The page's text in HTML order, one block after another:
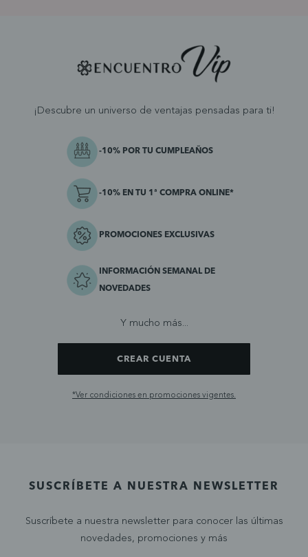
¡Descubre un universo de ventajas pensadas para ti!
-10% POR TU CUMPLEAÑOS
-10% EN TU 1ª COMPRA ONLINE*
PROMOCIONES EXCLUSIVAS
INFORMACIÓN SEMANAL DE
NOVEDADES
Y mucho más...
CREAR CUENTA
*Ver condiciones en promociones vigentes.
SUSCRÍBETE A NUESTRA NEWSLETTER
Suscríbete a nuestra newsletter para conocer las últimas
novedades, promociones y más